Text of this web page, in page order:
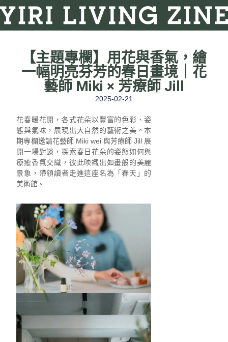
【主題專欄】⽤花與⾹氣，繪
⼀幅明亮芬芳的春⽇畫境｜花
藝師 Miki × 芳療師 Jill
2025-02-21
花春暖花開，各式花朵以豐富的色彩、姿
態與氣味，展現出大自然的藝術之美。本
期專欄邀請花藝師 Miki wei 與芳療師 Jill 展
開一場對談，探索春日花朵的姿態如何與
療癒香氣交織，彼此映襯出如畫般的美麗
景象，帶領讀者走進這座名為「春天」的
美術館。